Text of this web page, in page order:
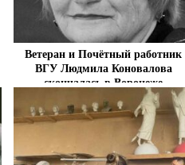
Ветеран и Почётный работник
ВГУ Людмила Коновалова
скончалась в Воронеже